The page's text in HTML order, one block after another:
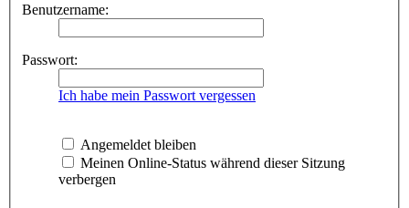
Benutzername:
Passwort:
Ich habe mein Passwort vergessen
Angemeldet bleiben
Meinen Online-Status während dieser Sitzung
verbergen